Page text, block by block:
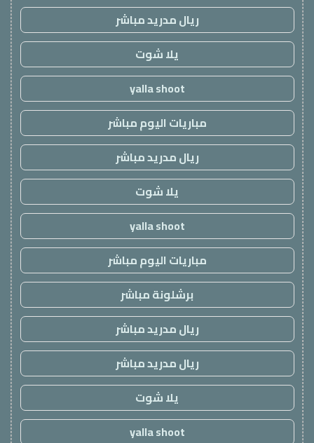
ريال مدريد مباشر
يلا شوت
yalla shoot
مباريات اليوم مباشر
ريال مدريد مباشر
يلا شوت
yalla shoot
مباريات اليوم مباشر
برشلونة مباشر
ريال مدريد مباشر
ريال مدريد مباشر
يلا شوت
yalla shoot